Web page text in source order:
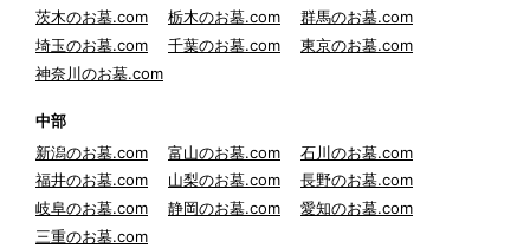
茨木のお墓.com
栃木のお墓.com
群馬のお墓.com
埼玉のお墓.com
千葉のお墓.com
東京のお墓.com
神奈川のお墓.com
中部
新潟のお墓.com
富山のお墓.com
石川のお墓.com
福井のお墓.com
山梨のお墓.com
長野のお墓.com
岐阜のお墓.com
静岡のお墓.com
愛知のお墓.com
三重のお墓.com